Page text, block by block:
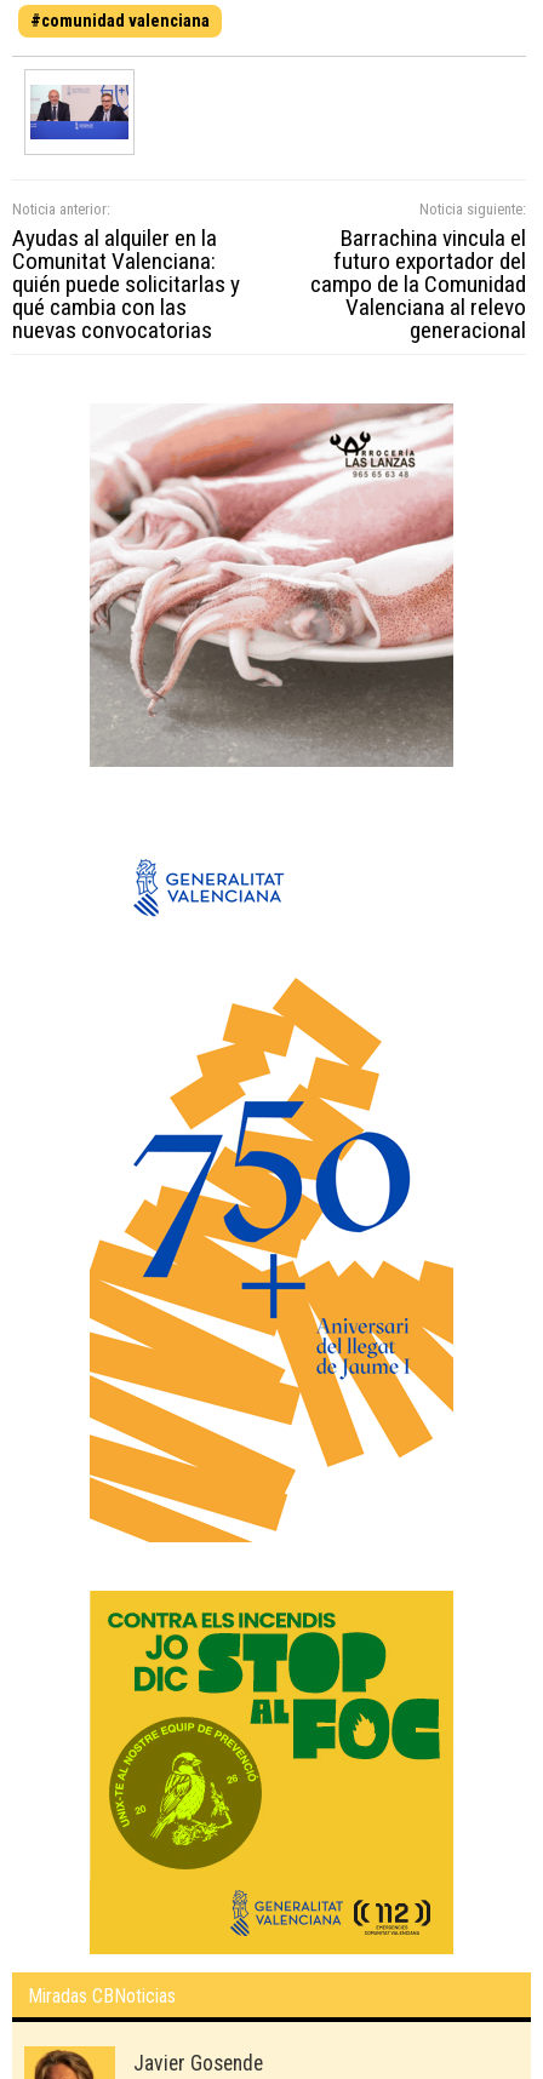
#comunidad valenciana
Noticia anterior:
Ayudas al alquiler en la
Comunitat Valenciana:
quién puede solicitarlas y
qué cambia con las
nuevas convocatorias
Noticia siguiente:
Barrachina vincula el
futuro exportador del
campo de la Comunidad
Valenciana al relevo
generacional
Miradas CBNoticias
Javier Gosende